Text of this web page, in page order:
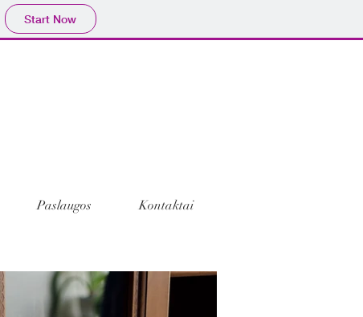
Start Now
Paslaugos Kontaktai